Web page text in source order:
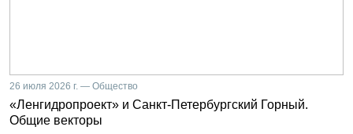
26 июля 2026 г. — Общество
«Ленгидропроект» и Санкт-Петербургский Горный.
Общие векторы